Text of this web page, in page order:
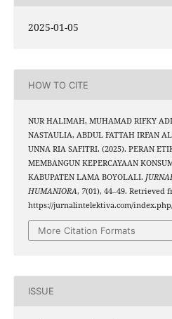
2025-01-05
HOW TO CITE
NUR HALIMAH, MUHAMAD RIFKY
NASTAULIA, ABDUL FATTAH IRFAN
UNNA RIA SAFITRI. (2025). PERAN
MEMBANGUN KEPERCAYAAN
KABUPATEN LAMA BOYOLALI.
HUMANIORA, 7(01), 44–49. Retrieved
https://jurnalintelektiva.com/
More Citation Formats
ISSUE